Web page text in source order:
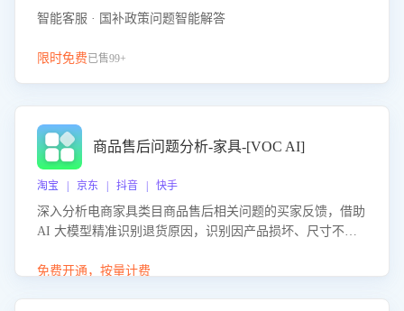
智能客服 · 国补政策问题智能解答
限时免费已售99+
商品售后问题分析-家具-[VOC AI]
淘宝 | 京东 | 抖音 | 快手
深入分析电商家具类目商品售后相关问题的买家反馈，借助
AI 大模型精准识别退货原因，识别因产品损坏、尺寸不符
力商家优化产品或服务，实现销售额的显著提升。
免费开通，按量计费